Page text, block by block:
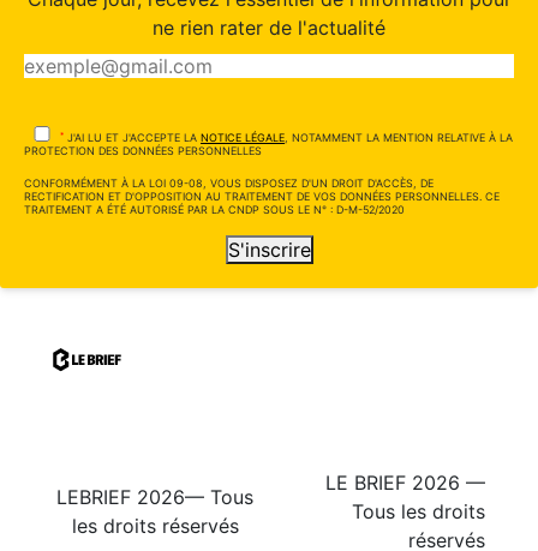
ne rien rater de l'actualité
* J'AI LU ET J'ACCEPTE LA NOTICE LÉGALE, NOTAMMENT LA MENTION RELATIVE À LA
PROTECTION DES DONNÉES PERSONNELLES
CONFORMÉMENT À LA LOI 09-08, VOUS DISPOSEZ D'UN DROIT D'ACCÈS, DE
RECTIFICATION ET D'OPPOSITION AU TRAITEMENT DE VOS DONNÉES PERSONNELLES. CE
TRAITEMENT A ÉTÉ AUTORISÉ PAR LA CNDP SOUS LE N° : D-M-52/2020
S'inscrire
LEBRIEF 2026— Tous
les droits réservés
LE BRIEF 2026 —
Tous les droits
réservés